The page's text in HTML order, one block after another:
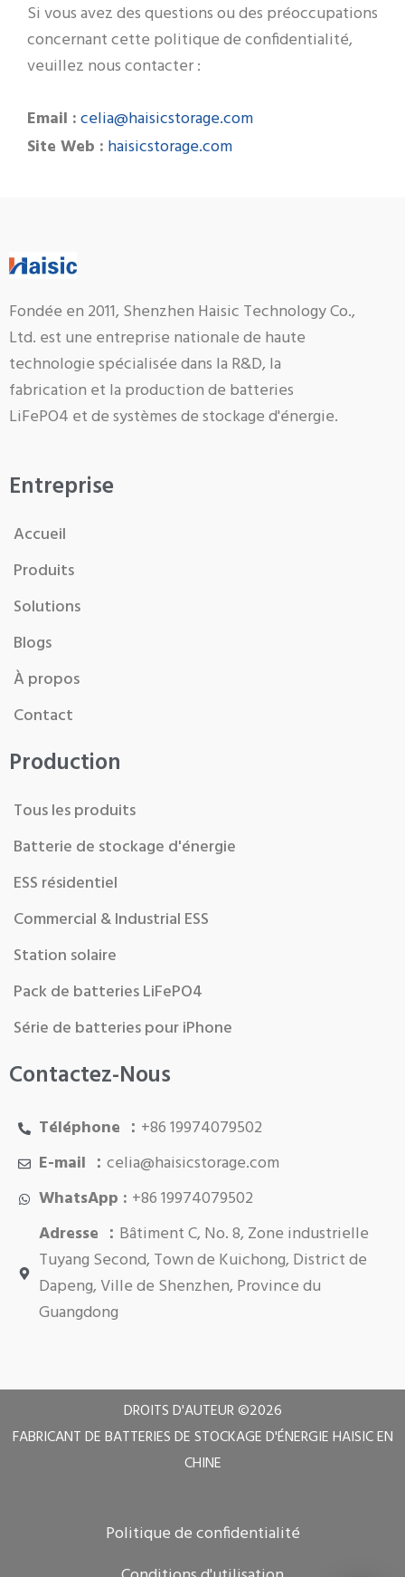
Si vous avez des questions ou des préoccupations
concernant cette politique de confidentialité,
veuillez nous contacter :
Email :celia@haisicstorage.com
Site Web : haisicstorage.com
Fondée en 2011, Shenzhen Haisic Technology Co.,
Ltd. est une entreprise nationale de haute
technologie spécialisée dans la R&D, la
fabrication et la production de batteries
LiFePO4 et de systèmes de stockage d'énergie.
Entreprise
Accueil
Produits
Solutions
Blogs
À propos
Contact
Production
Tous les produits
Batterie de stockage d'énergie
ESS résidentiel
Commercial & Industrial ESS
Station solaire
Pack de batteries LiFePO4
Série de batteries pour iPhone
Contactez-Nous
Téléphone ： +86 19974079502
E-mail ： celia@haisicstorage.com
WhatsApp : +86 19974079502
Adresse ： Bâtiment C, No. 8, Zone industrielle
Tuyang Second, Town de Kuichong, District de
Dapeng, Ville de Shenzhen, Province du
Guangdong
DROITS D'AUTEUR ©2026
FABRICANT DE BATTERIES DE STOCKAGE D'ÉNERGIE HAISIC EN
CHINE
Politique de confidentialité